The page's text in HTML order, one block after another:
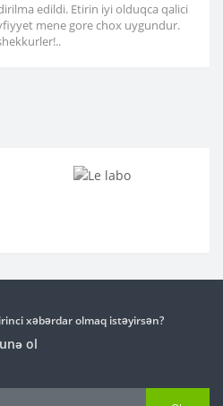
edildi. Etirin iyi olduqca qalici
mene gore chox uygundur.
xəbərdar olmaq istəyirsən?
ol